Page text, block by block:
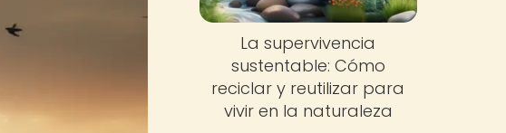
La supervivencia
sustentable: Cómo
reciclar y reutilizar para
vivir en la naturaleza